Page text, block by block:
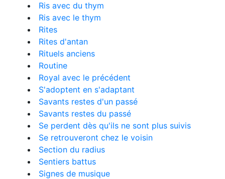
Ris avec du thym
Ris avec le thym
Rites
Rites d'antan
Rituels anciens
Routine
Royal avec le précédent
S'adoptent en s'adaptant
Savants restes d'un passé
Savants restes du passé
Se perdent dès qu'ils ne sont plus suivis
Se retrouveront chez le voisin
Section du radius
Sentiers battus
Signes de musique